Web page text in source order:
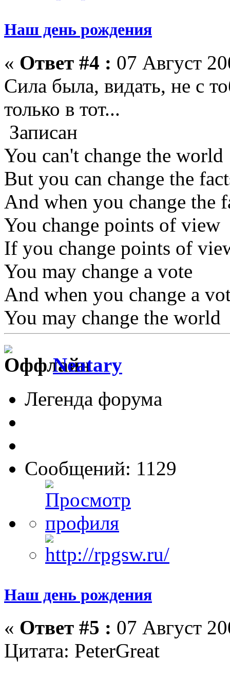
Наш день рождения
« Ответ #4 : 07 Август
Сила была, видать, не с
только в тот...
Записан
You can't change the world
But you can change the
And when you change the
You change points of view
If you change points of
You may change a vote
And when you change a
You may change the world
Neatary
Легенда форума
Сообщений: 1129
Наш день рождения
« Ответ #5 : 07 Август
Цитата: PeterGreat